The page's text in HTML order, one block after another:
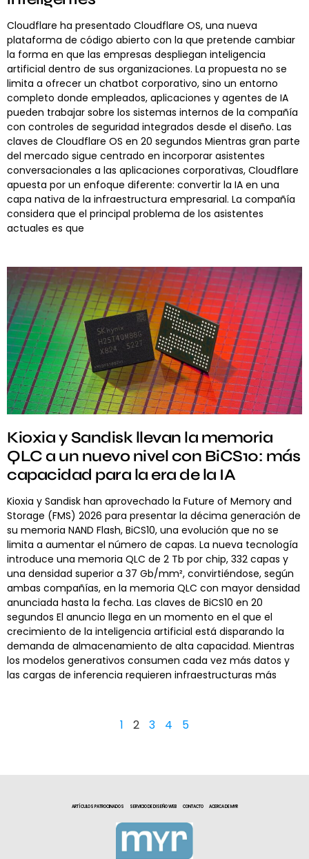
Cloudflare ha presentado Cloudflare OS, una nueva
plataforma de código abierto con la que pretende cambiar
la forma en que las empresas despliegan inteligencia
artificial dentro de sus organizaciones. La propuesta no se
limita a ofrecer un chatbot corporativo, sino un entorno
completo donde empleados, aplicaciones y agentes de IA
pueden trabajar sobre los sistemas internos de la compañía
con controles de seguridad integrados desde el diseño. Las
claves de Cloudflare OS en 20 segundos Mientras gran parte
del mercado sigue centrado en incorporar asistentes
conversacionales a las aplicaciones corporativas, Cloudflare
apuesta por un enfoque diferente: convertir la IA en una
capa nativa de la infraestructura empresarial. La compañía
considera que el principal problema de los asistentes
actuales es que
Kioxia y Sandisk llevan la memoria
QLC a un nuevo nivel con BiCS10: más
capacidad para la era de la IA
Kioxia y Sandisk han aprovechado la Future of Memory and
Storage (FMS) 2026 para presentar la décima generación de
su memoria NAND Flash, BiCS10, una evolución que no se
limita a aumentar el número de capas. La nueva tecnología
introduce una memoria QLC de 2 Tb por chip, 332 capas y
una densidad superior a 37 Gb/mm², convirtiéndose, según
ambas compañías, en la memoria QLC con mayor densidad
anunciada hasta la fecha. Las claves de BiCS10 en 20
segundos El anuncio llega en un momento en el que el
crecimiento de la inteligencia artificial está disparando la
demanda de almacenamiento de alta capacidad. Mientras
los modelos generativos consumen cada vez más datos y
las cargas de inferencia requieren infraestructuras más
1 2 3 4 5
ARTÍCULOS PATROCINADOS SERVICIO DE DISEÑO WEB CONTACTO ACERCA DE MYR